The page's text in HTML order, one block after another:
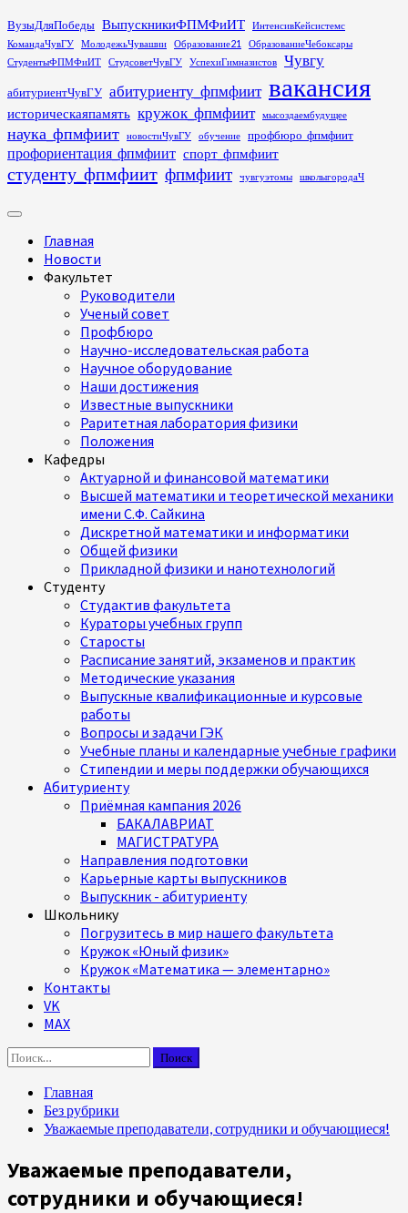
Перейти
к
содержимому
ВузыДляПобеды ВыпускникиФПМФиИТ
ИнтенсивКейсистемс
КомандаЧувГУ
МолодежьЧувашии Образование21
ОбразованиеЧебоксары
СтудентыФПМФиИТ
СтудсоветЧувГУ УспехиГимназистов Чувгу
абитуриентЧувГУ абитуриенту_фпмфиит вакансия
историческаяпамять кружок_фпмфиит мысоздаембудущее
наука_фпмфиит новостиЧувГУ обучение профбюро_фпмфиит
профориентация_фпмфиит спорт_фпмфиит
студенту_фпмфиит фпмфиит чувгуэтомы школыгородаЧ
Основное
Главная
Новости
Факультет
Руководители
Ученый совет
Профбюро
Научно-исследовательская работа
Научное оборудование
Наши достижения
Известные выпускники
Раритетная лаборатория физики
Положения
Кафедры
Актуарной и финансовой математики
Высшей математики и теоретической механики
имени С.Ф. Сайкина
Дискретной математики и информатики
Общей физики
Прикладной физики и нанотехнологий
Студенту
Студактив факультета
Кураторы учебных групп
Старосты
Расписание занятий, экзаменов и практик
Методические указания
Выпускные квалификационные и курсовые
работы
Вопросы и задачи ГЭК
Учебные планы и календарные учебные графики
Стипендии и меры поддержки обучающихся
Абитуриенту
Приёмная кампания 2026
БАКАЛАВРИАТ
МАГИСТРАТУРА
Направления подготовки
Карьерные карты выпускников
Выпускник - абитуриенту
Школьнику
Погрузитесь в мир нашего факультета
Кружок «Юный физик»
Кружок «Математика — элементарно»
Контакты
VK
MAX
Найти:
Главная
Без рубрики
Уважаемые преподаватели, сотрудники и обучающиеся!
Уважаемые преподаватели,
сотрудники и обучающиеся!